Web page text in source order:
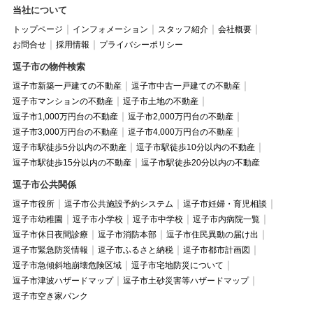
当社について
トップページ インフォメーション スタッフ紹介
会社概要
お問合せ
採用情報 プライバシーポリシー
逗子市の物件検索
逗子市新築一戸建ての不動産
逗子市中古一戸建ての不動産
逗子市マンションの不動産
逗子市土地の不動産
逗子市1,000万円台の不動産
逗子市2,000万円台の不動産
逗子市3,000万円台の不動産
逗子市4,000万円台の不動産
逗子市駅徒歩5分以内の不動産
逗子市駅徒歩10分以内の不動産
逗子市駅徒歩15分以内の不動産
逗子市駅徒歩20分以内の不動産
逗子市公共関係
逗子市役所 逗子市公共施設予約システム
逗子市妊婦・育児相談
逗子市幼稚園
逗子市小学校 逗子市中学校
逗子市内病院一覧
逗子市休日夜間診療
逗子市消防本部
逗子市住民異動の届け出
逗子市緊急防災情報
逗子市ふるさと納税
逗子市都市計画図
逗子市急傾斜地崩壊危険区域
逗子市宅地防災について
逗子市津波ハザードマップ
逗子市土砂災害等ハザードマップ
逗子市空き家バンク